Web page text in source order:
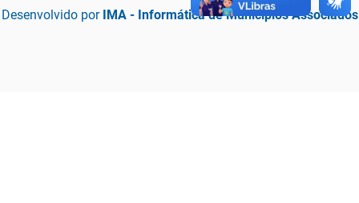
Desenvolvido por IMA - Informática de Municípios Associados